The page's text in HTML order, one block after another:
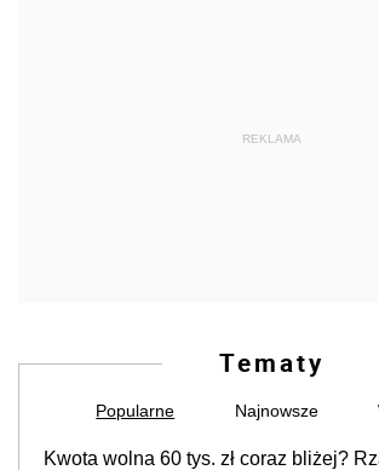
REKLAMA
Tematy
Popularne Najnowsze
Kwota wolna 60 tys. zł coraz bliżej?